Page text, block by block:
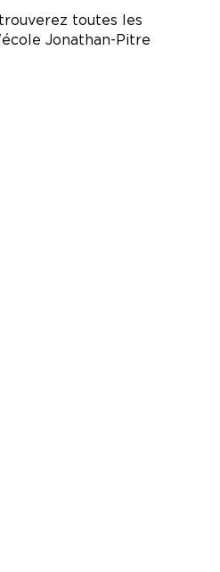
toutes les
Jonathan-Pitre